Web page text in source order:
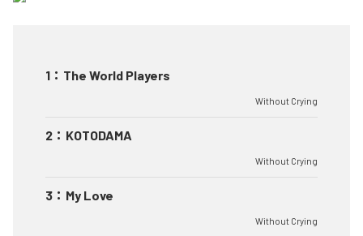
1 ： The World Players
Without Crying
2 ： KOTODAMA
Without Crying
3 ： My Love
Without Crying